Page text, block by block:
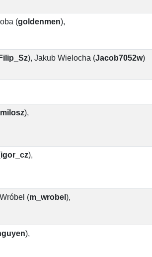
(goldenmen),
Filip_Sz), Jakub Wielocha (Jacob7052w)
),
igor_cz),
(m_wrobel ),
),